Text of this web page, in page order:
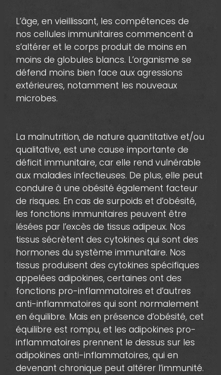
L’âge, en vieillissant, les compétences de
nos cellules immunitaires commencent à
s’altérer et le corps produit de moins en
moins de globules blancs. L’organisme se
défend moins bien face aux agressions
extérieures, notamment les nouveaux
microbes.
La malnutrition, de nature quantitative et/ou
qualitative, est une cause importante de
déficit immunitaire, car elle rend vulnérable
aux maladies infectieuses. De plus, elle peut
conduire à une obésité également facteur
de risques. En cas de surpoids et d’obésité,
les fonctions immunitaires peuvent être
lésées par l’excès de tissus adipeux. Nos
tissus sécrètent des cytokines qui sont des
hormones du système immunitaire. Nos
tissus produisent des cytokines spécifiques
appelées adipokines, certaines ont des
fonctions pro-inflammatoires et d’autres
anti-inflammatoires qui sont normalement
en équilibre. Mais en présence d’obésité, cet
équilibre est rompu, et les adipokines pro-
inflammatoires prennent le dessus sur les
adipokines anti-inflammatoires, qui en
devenant chronique peut altérer l’immunité.